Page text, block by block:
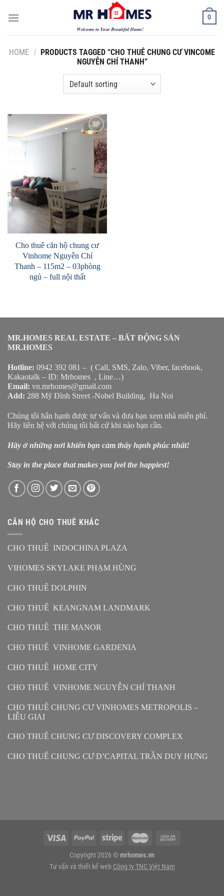
0
HOME / PRODUCTS TAGGED “CHO THUÊ CHUNG CƯ VINCOME
NGUYỄN CHÍ THANH”
Add to
Wishlist
Cho thuê căn hộ chung cư
Vinhome Nguyễn Chí
Thanh – 115m2 – 03phòng
ngủ – full nội thất
MR.HOMES REAL ESTATE – BẤT ĐỘNG SẢN
MR.HOMES
Hotline: 0942 392 081 – ( Call, SMS, Zalo, Viber, facebook,
Kakaotalk – ID: Mrhomes , Line…)
Email: vn.mrhomes@gmail.com
Add: 288 Mỹ Đình Street -Nobel Building, Ha Noi
Chúng tôi hân hạnh được tư vấn và đưa bạn xem nhà miễn phí.
Hãy liên hệ với chúng tôi bất cứ khi nào bạn cần.
Hãy ở những nơi khiến bạn cảm thấy hạnh phúc nhất!
Stay in the place that makes you feel the happiest!
CĂN HỘ CHO THUÊ KHÁC
CHO THUÊ INDOCHINA PLAZA
VIHOMES SKYLAKE PHẠM HÙNG
CHO THUÊ DOLPHIN
CHO THUÊ KEANGNAM LANDMARK
CHO THUÊ THE MANOR
CHO THUÊ VINHOME GARDENIA
CHO THUÊ HOME CITY
CHO THUÊ VINHOME NGUYỄN CHÍ THANH
CHO THUÊ CHUNG CƯ VINHOMES METROPOLIS –
LIỄU GIAI
CHO THUÊ CHUNG CƯ DISCOVERY COMPLEX
CHO THUÊ CHUNG CƯ D’CAPITAL TRẦN DUY HƯNG
Copyright 2026 © mrhomes.vn
Tư vấn và thiết kế web Công ty TNC Việt Nam